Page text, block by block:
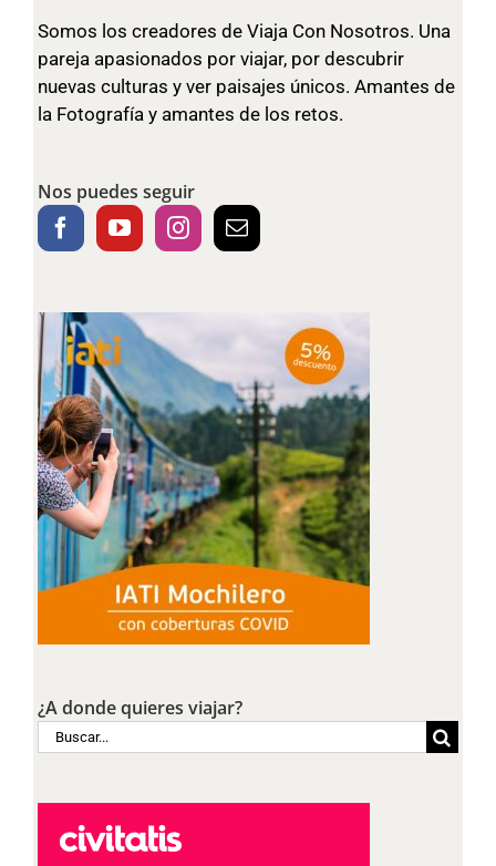
Somos los creadores de Viaja Con Nosotros. Una
pareja apasionados por viajar, por descubrir
nuevas culturas y ver paisajes únicos. Amantes de
la Fotografía y amantes de los retos.
Nos puedes seguir
¿A donde quieres viajar?
Buscar: